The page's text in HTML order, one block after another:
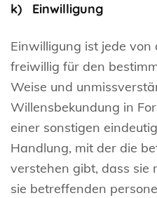
k) Einwilligung
Einwilligung ist jede
freiwillig für den
Weise und
Willensbekundung in
einer sonstigen
Handlung, mit der die
verstehen gibt, dass sie
sie betreffenden